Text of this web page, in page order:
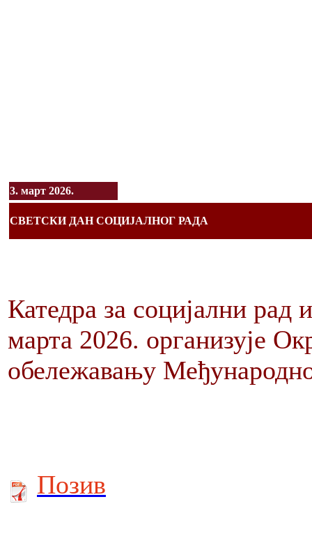
3. март 2026.
СВЕТСКИ ДАН СОЦИЈАЛНОГ РАДА
Катедра за социјални
марта 2026. организује
обележавању
Позив